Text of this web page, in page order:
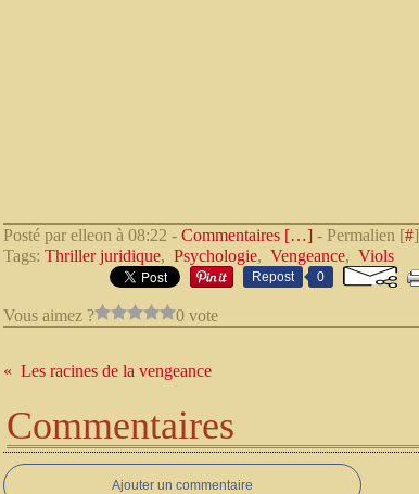
Posté par elleon à 08:22 - Commentaires […] - Permalien [#]
Tags: Thriller juridique, Psychologie, Vengeance, Viols
Repost 0
Vous aimez ? 0 vote
Les racines de la vengeance
Commentaires
Ajouter un commentaire